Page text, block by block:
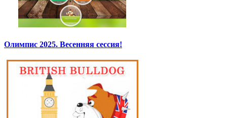
Олимпис 2025. Весенняя сессия!